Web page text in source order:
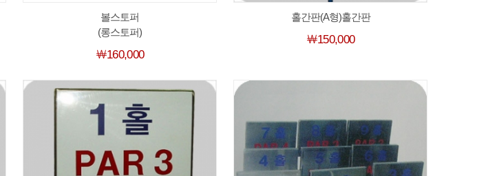
볼스토퍼
(롱스토퍼)
￦160,000
홀간판(A형)홀간판
￦150,000